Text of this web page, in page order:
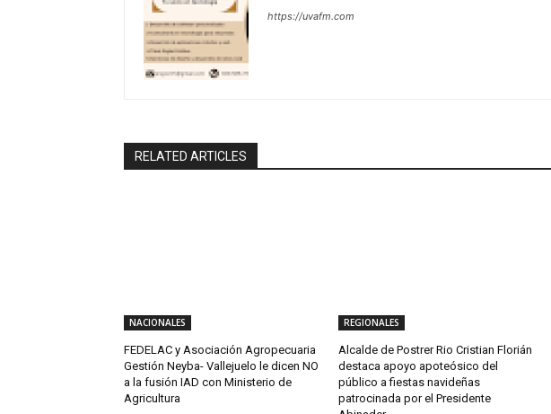
https://uvafm.com
RELATED ARTICLES
NACIONALES
FEDELAC y Asociación Agropecuaria
Gestión Neyba- Vallejuelo le dicen NO
a la fusión IAD con Ministerio de
Agricultura
REGIONALES
Alcalde de Postrer Rio Cristian Florián
destaca apoyo apoteósico del
público a fiestas navideñas
patrocinada por el Presidente